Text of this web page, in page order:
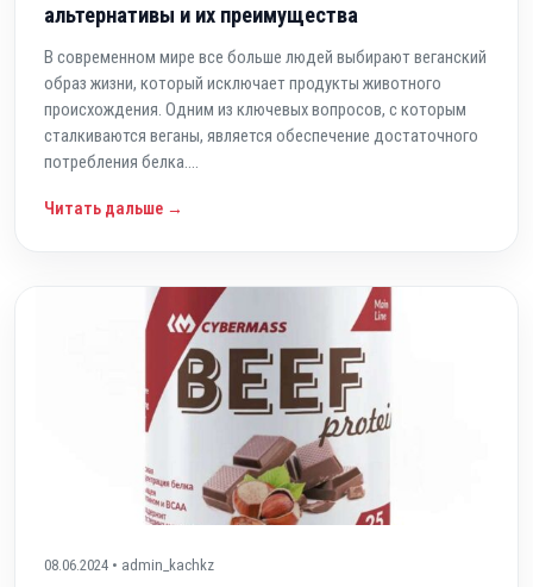
альтернативы и их преимущества
В современном мире все больше людей выбирают веганский
образ жизни, который исключает продукты животного
происхождения. Одним из ключевых вопросов, с которым
сталкиваются веганы, является обеспечение достаточного
потребления белка....
Читать дальше →
08.06.2024 • admin_kachkz